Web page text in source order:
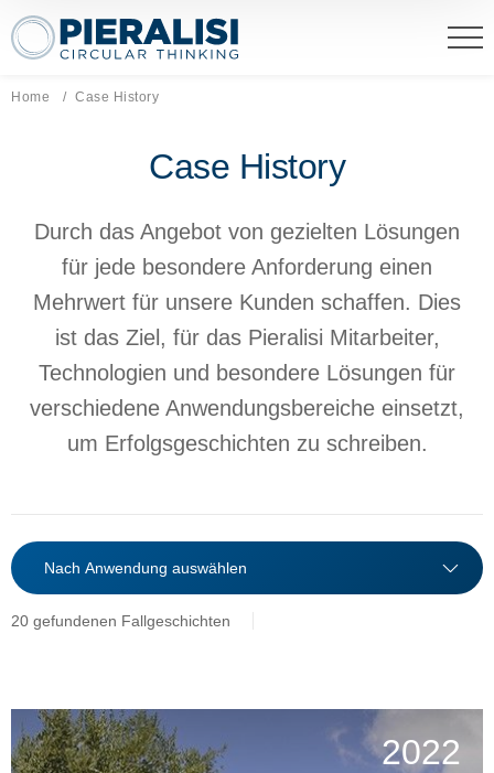
Pieralisi Maip Spa
Home Aktuelle Seite:
Case History
Case History
Durch das Angebot von gezielten Lösungen
für jede besondere Anforderung einen
Mehrwert für unsere Kunden schaffen. Dies
ist das Ziel, für das Pieralisi Mitarbeiter,
Technologien und besondere Lösungen für
verschiedene Anwendungsbereiche einsetzt,
um Erfolgsgeschichten zu schreiben.
20 gefundenen Fallgeschichten
2022